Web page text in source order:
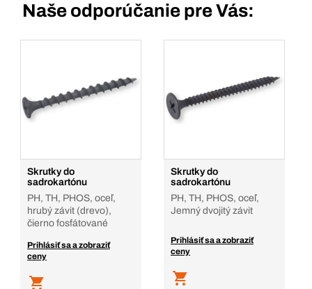
Naše odporúčanie pre Vás:
Skrutky do
sadrokartónu
PH, TH, PHOS, oceľ,
hrubý závit (drevo),
čierno fosfátované
Prihlásiť sa a zobraziť
ceny
Skrutky do
sadrokartónu
PH, TH, PHOS, oceľ,
Jemný dvojitý závit
Prihlásiť sa a zobraziť
ceny